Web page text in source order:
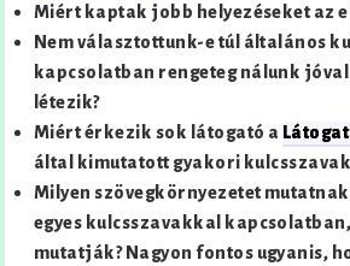
Miért kaptak jobb helyezéseket az
Nem választottunk-e túl általános
kapcsolatban rengeteg nálunk
létezik?
Miért érkezik sok látogató a
által kimutatott gyakori
Milyen szövegkörnyezetet
egyes kulcsszavakkal
mutatják? Nagyon fontos ugyanis,